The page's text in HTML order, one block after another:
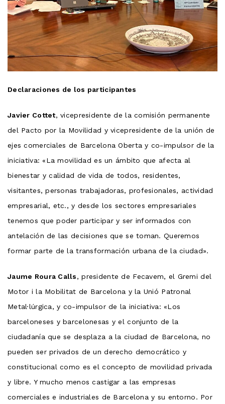
Declaraciones de los participantes
Javier Cottet, vicepresidente de la comisión permanente
del Pacto por la Movilidad y vicepresidente de la unión de
ejes comerciales de Barcelona Oberta y co-impulsor de la
iniciativa: «La movilidad es un ámbito que afecta al
bienestar y calidad de vida de todos, residentes,
visitantes, personas trabajadoras, profesionales, actividad
empresarial, etc., y desde los sectores empresariales
tenemos que poder participar y ser informados con
antelación de las decisiones que se toman. Queremos
formar parte de la transformación urbana de la ciudad».
Jaume Roura Calls, presidente de Fecavem, el Gremi del
Motor i la Mobilitat de Barcelona y la Unió Patronal
Metal·lúrgica, y co-impulsor de la iniciativa: «Los
barceloneses y barcelonesas y el conjunto de la
ciudadanía que se desplaza a la ciudad de Barcelona, no
pueden ser privados de un derecho democrático y
constitucional como es el concepto de movilidad privada
y libre. Y mucho menos castigar a las empresas
comerciales e industriales de Barcelona y su entorno. Por